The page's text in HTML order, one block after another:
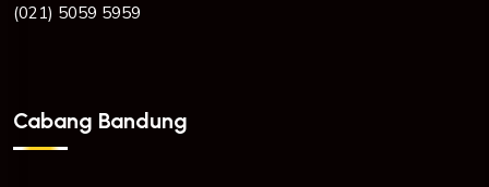
(021) 5059 5959
Cabang Bandung